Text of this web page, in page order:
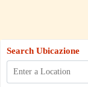
Search Ubicazione